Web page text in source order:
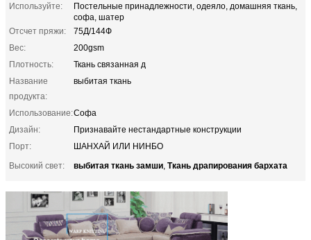
Используйте:
Постельные принадлежности, одеяло, домашняя ткань,
софа, шатер
Отсчет пряжи:
75Д/144Ф
Вес:
200gsm
Плотность:
Ткань связанная д
Название
продукта:
выбитая ткань
Использование:Софа
Дизайн:
Признавайте нестандартные конструкции
Порт:
ШАНХАЙ ИЛИ НИНБО
Высокий свет:
выбитая ткань замши, Ткань драпирования бархата